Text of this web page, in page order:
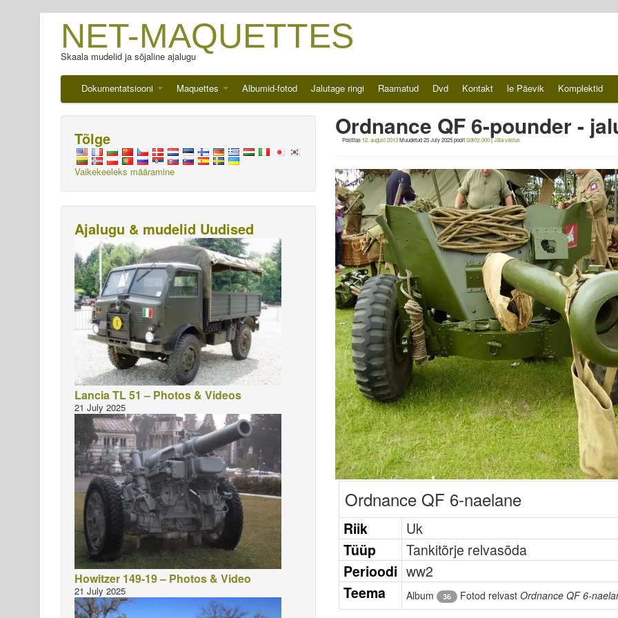
NET-MAQUETTES
Skaala mudelid ja sõjaline ajalugu
Dokumentatsiooni Maquettes Albumid-fotod Jalutage ringi Raamatud Dvd Kontakt le Päevik Komplektid
Ordnance QF 6-pounder -
Postitas 12. august 2013Muudetud25 July 2025pooltSdKfz.000|Jäta vastus
Ordnance QF 6-naelane
Riik
Uk
Tüüp
Tankitõrje relvasõda
Perioodi ww2
Teema
Album 36 Fotod relvast Ordnance QF 6-
Tõlge
Vaikekeeleks määramine
Ajalugu & mudelid Uudised
Lancia TL 51 – Photos & Videos
21 July 2025
Howitzer 149-19 – Photos & Video
21 July 2025